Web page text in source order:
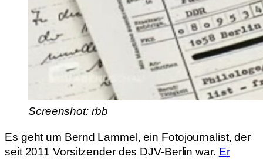
Screenshot: rbb
Es geht um Bernd Lammel, ein Fotojournalist, der
seit 2011 Vorsitzender des DJV-Berlin war. Er